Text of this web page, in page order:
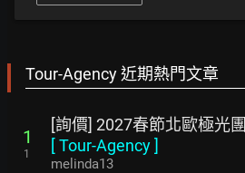
Tour-Agency 近期熱門文章
1
1
[詢價] 2027春節北歐極光團
[Tour-Agency]
melinda13